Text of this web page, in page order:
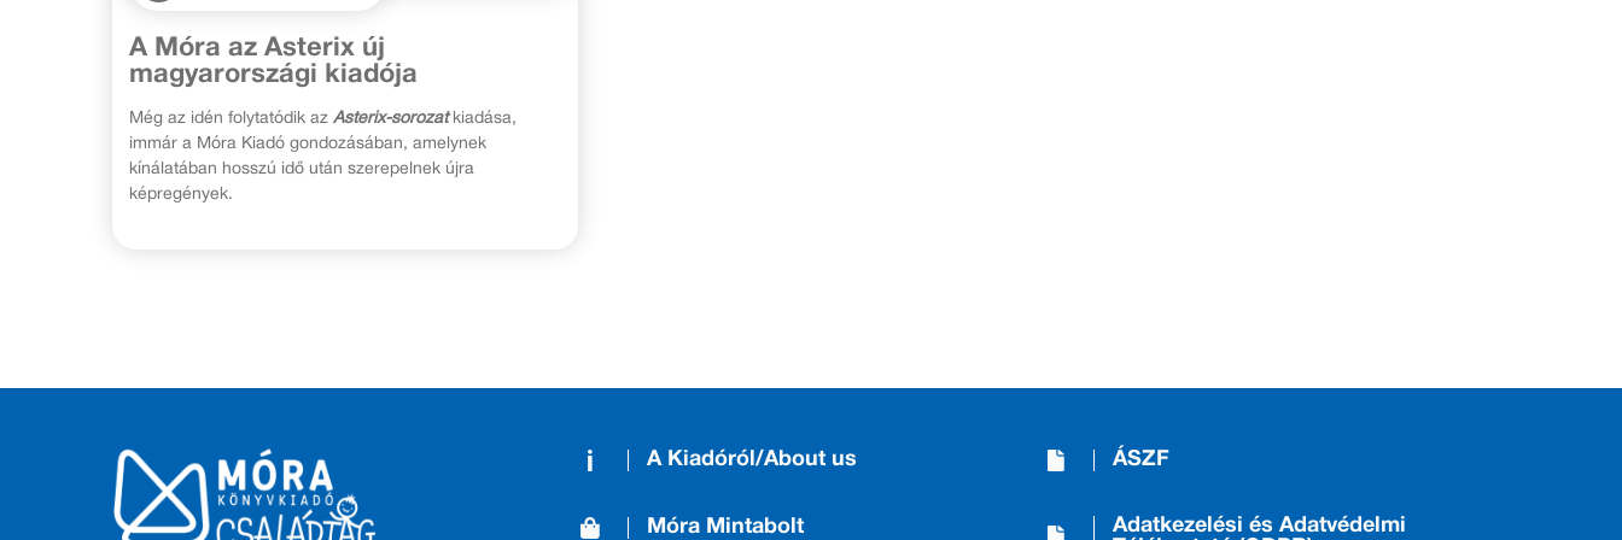
A Móra az Asterix új
magyarországi kiadója
Még az idén folytatódik az Asterix-sorozat kiadása,
immár a Móra Kiadó gondozásában, amelynek
kínálatában hosszú idő után szerepelnek újra
képregények.
A Kiadóról/About us
Móra Mintabolt
ÁSZF
Adatkezelési és Adatvédelmi